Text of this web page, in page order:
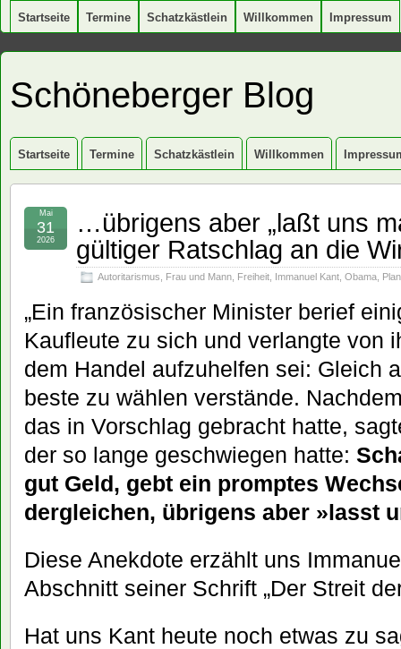
Startseite Termine Schatzkästlein Willkommen Impressum
Schöneberger Blog
Startseite Termine Schatzkästlein Willkommen
…übrigens aber „laßt uns
gültiger Ratschlag an die
Autoritarismus Frau und Mann Freiheit Immanuel Kant Obama
Mai
31
2026
„Ein französischer Minister berief
Kaufleute zu sich und verlangte von
dem Handel aufzuhelfen sei: Gleich
beste zu wählen verstände.
das in Vorschlag gebracht hatte,
der so lange geschwiegen hatte:
gut Geld, gebt ein promptes
dergleichen, übrigens aber »lasst
Diese Anekdote erzählt uns
Abschnitt seiner Schrift „Der Streit
Hat uns Kant heute noch etwas zu